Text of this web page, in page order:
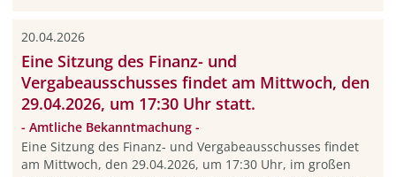
20.04.2026
Eine Sitzung des Finanz- und
Vergabeausschusses findet am Mittwoch, den
29.04.2026, um 17:30 Uhr statt.
- Amtliche Bekanntmachung -
Eine Sitzung des Finanz- und Vergabeausschusses findet
am Mittwoch, den 29.04.2026, um 17:30 Uhr, im großen